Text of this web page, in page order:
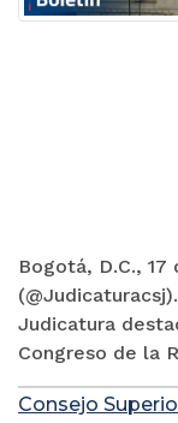
Bogotá, D.C., 17
Judicatura
Congreso de la
Consejo